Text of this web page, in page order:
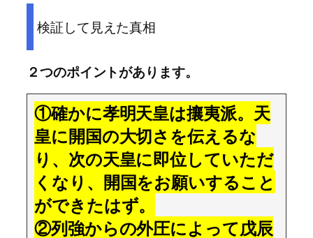
検証して見えた真相
２つのポイントがあります。
①確かに孝明天皇は攘夷派。天
皇に開国の大切さを伝えるな
り、次の天皇に即位していただ
くなり、開国をお願いすること
ができたはず。
②列強からの外圧によって戊辰